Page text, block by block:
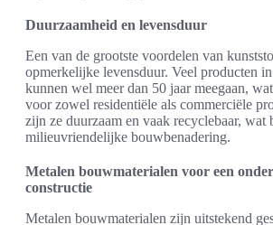
Duurzaamheid en levensduur
Een van de grootste voordelen van
opmerkelijke levensduur. Veel producten
kunnen wel meer dan 50 jaar meegaan,
voor zowel residentiële als commerciële
zijn ze duurzaam en vaak recyclebaar, wat
milieuvriendelijke bouwbenadering.
Metalen bouwmaterialen voor een
constructie
Metalen bouwmaterialen zijn uitstekend